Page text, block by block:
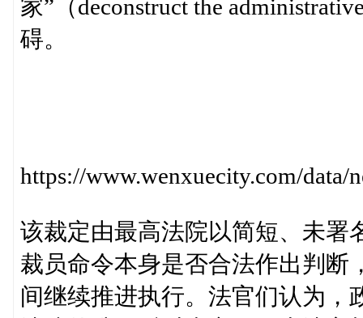
家”（deconstruct the
碍。
https://www.wenxuecity.com/data/
该裁定由最高法院以简短、未署
裁员命令本身是否合法作出判断
间继续推进执行。法官们认为，